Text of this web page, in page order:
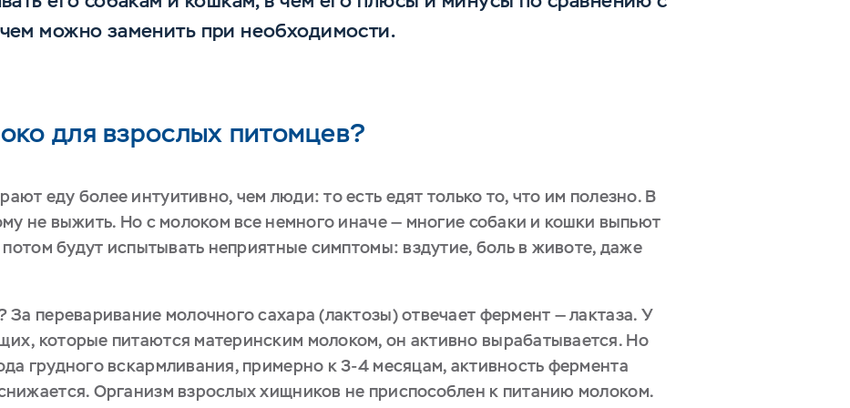
можно заменить при необходимости.
для взрослых питомцев?
еду более интуитивно, чем люди: то есть едят только то, что им полезно. В
не выжить. Но с молоком все немного иначе — многие собаки и кошки выпьют
потом будут испытывать неприятные симптомы: вздутие, боль в животе, даже
За переваривание молочного сахара (лактозы) отвечает фермент — лактаза. У
которые питаются материнским молоком, он активно вырабатывается. Но
грудного вскармливания, примерно к 3-4 месяцам, активность фермента
Организм взрослых хищников не приспособлен к питанию молоком.